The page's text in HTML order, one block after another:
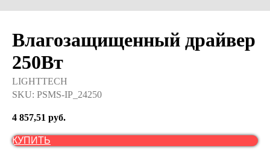
Влагозащищенный драйвер
250Вт
LIGHTTECH
SKU: PSMS-IP_24250
4 857,51 руб.
КУПИТЬ